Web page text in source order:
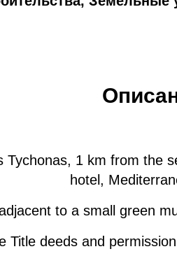
1 km from the
hotel,
to a small green
Title deeds and